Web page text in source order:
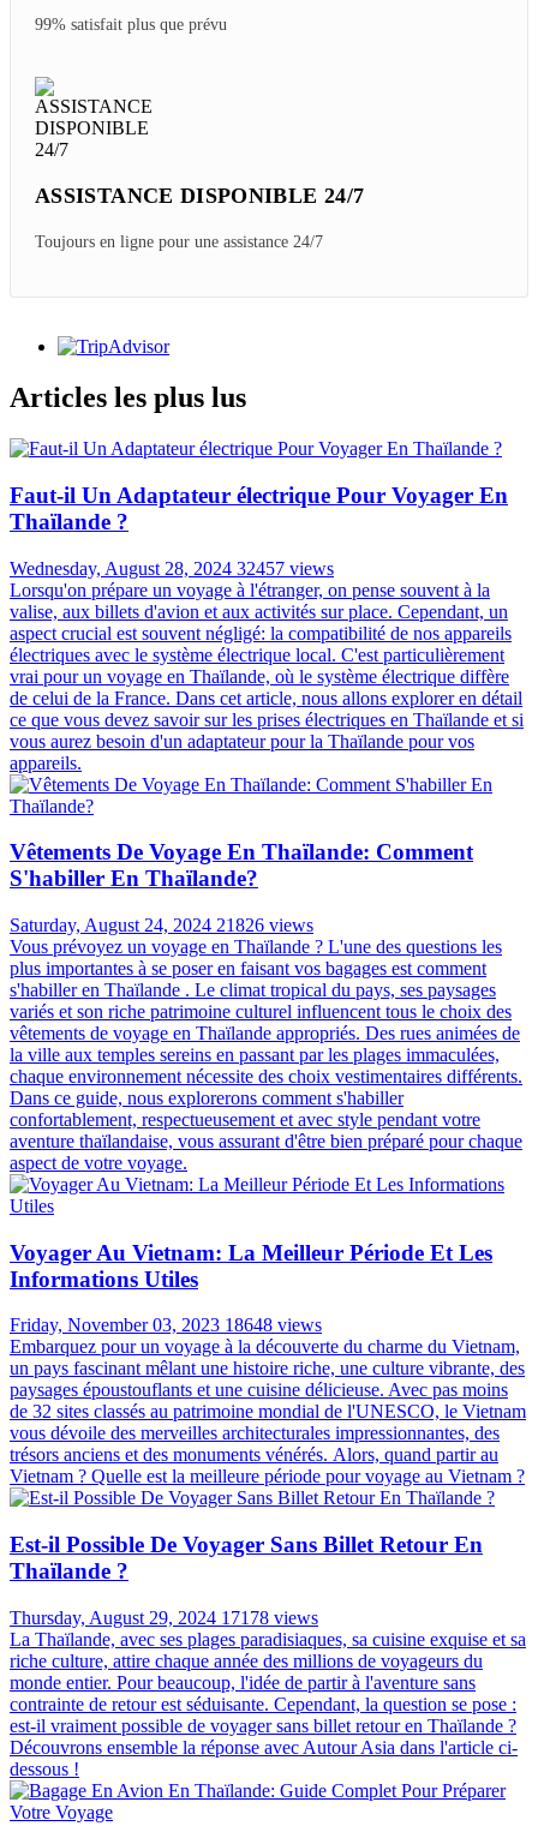
99% satisfait plus que prévu
ASSISTANCE DISPONIBLE 24/7
Toujours en ligne pour une assistance 24/7
Articles les plus lus
Faut-il Un Adaptateur électrique Pour Voyager En
Thaïlande ?
Wednesday, August 28, 2024 32457 views
Lorsqu'on prépare un voyage à l'étranger, on pense souvent à la
valise, aux billets d'avion et aux activités sur place. Cependant, un
aspect crucial est souvent négligé: la compatibilité de nos appareils
électriques avec le système électrique local. C'est particulièrement
vrai pour un voyage en Thaïlande, où le système électrique diffère
de celui de la France. Dans cet article, nous allons explorer en détail
ce que vous devez savoir sur les prises électriques en Thaïlande et si
vous aurez besoin d'un adaptateur pour la Thaïlande pour vos
appareils.
Vêtements De Voyage En Thaïlande: Comment
S'habiller En Thaïlande?
Saturday, August 24, 2024 21826 views
Vous prévoyez un voyage en Thaïlande ? L'une des questions les
plus importantes à se poser en faisant vos bagages est comment
s'habiller en Thaïlande . Le climat tropical du pays, ses paysages
variés et son riche patrimoine culturel influencent tous le choix des
vêtements de voyage en Thaïlande appropriés. Des rues animées de
la ville aux temples sereins en passant par les plages immaculées,
chaque environnement nécessite des choix vestimentaires différents.
Dans ce guide, nous explorerons comment s'habiller
confortablement, respectueusement et avec style pendant votre
aventure thaïlandaise, vous assurant d'être bien préparé pour chaque
aspect de votre voyage.
Voyager Au Vietnam: La Meilleur Période Et Les
Informations Utiles
Friday, November 03, 2023 18648 views
Embarquez pour un voyage à la découverte du charme du Vietnam,
un pays fascinant mêlant une histoire riche, une culture vibrante, des
paysages époustouflants et une cuisine délicieuse. Avec pas moins
de 32 sites classés au patrimoine mondial de l'UNESCO, le Vietnam
vous dévoile des merveilles architecturales impressionnantes, des
trésors anciens et des monuments vénérés. Alors, quand partir au
Vietnam ? Quelle est la meilleure période pour voyage au Vietnam ?
Est-il Possible De Voyager Sans Billet Retour En
Thaïlande ?
Thursday, August 29, 2024 17178 views
La Thaïlande, avec ses plages paradisiaques, sa cuisine exquise et sa
riche culture, attire chaque année des millions de voyageurs du
monde entier. Pour beaucoup, l'idée de partir à l'aventure sans
contrainte de retour est séduisante. Cependant, la question se pose :
est-il vraiment possible de voyager sans billet retour en Thaïlande ?
Découvrons ensemble la réponse avec Autour Asia dans l'article ci-
dessous !